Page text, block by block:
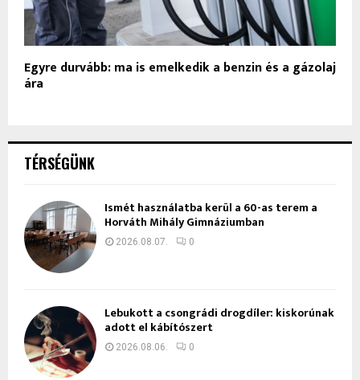
Egyre durvább: ma is emelkedik a benzin és a gázolaj
ára
TÉRSÉGÜNK
Ismét használatba kerül a 60-as terem a
Horváth Mihály Gimnáziumban
2026.08.07. 0
Lebukott a csongrádi drogdíler: kiskorúnak
adott el kábítószert
2026.08.06. 0